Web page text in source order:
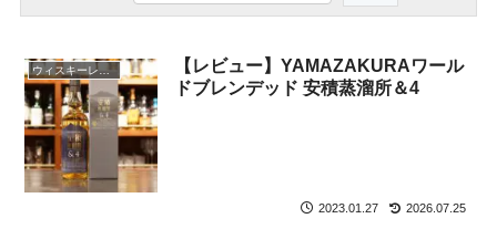
ウィスキーレビュー
【レビュー】YAMAZAKURAワール
ドブレンデッド 安積蒸溜所＆4
2023.01.27 2026.07.25